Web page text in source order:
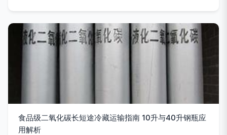
食品级二氧化碳长短途冷藏运输指南 10升与40升钢瓶应
用解析